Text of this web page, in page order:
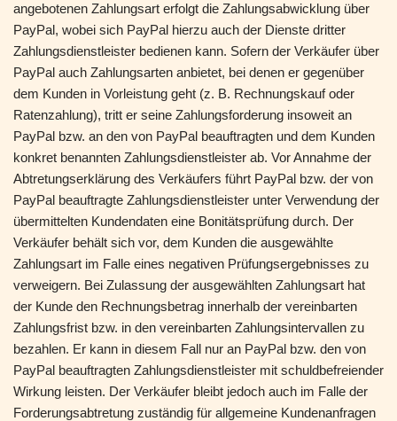
angebotenen Zahlungsart erfolgt die Zahlungsabwicklung über
PayPal, wobei sich PayPal hierzu auch der Dienste dritter
Zahlungsdienstleister bedienen kann. Sofern der Verkäufer über
PayPal auch Zahlungsarten anbietet, bei denen er gegenüber
dem Kunden in Vorleistung geht (z. B. Rechnungskauf oder
Ratenzahlung), tritt er seine Zahlungsforderung insoweit an
PayPal bzw. an den von PayPal beauftragten und dem Kunden
konkret benannten Zahlungsdienstleister ab. Vor Annahme der
Abtretungserklärung des Verkäufers führt PayPal bzw. der von
PayPal beauftragte Zahlungsdienstleister unter Verwendung der
übermittelten Kundendaten eine Bonitätsprüfung durch. Der
Verkäufer behält sich vor, dem Kunden die ausgewählte
Zahlungsart im Falle eines negativen Prüfungsergebnisses zu
verweigern. Bei Zulassung der ausgewählten Zahlungsart hat
der Kunde den Rechnungsbetrag innerhalb der vereinbarten
Zahlungsfrist bzw. in den vereinbarten Zahlungsintervallen zu
bezahlen. Er kann in diesem Fall nur an PayPal bzw. den von
PayPal beauftragten Zahlungsdienstleister mit schuldbefreiender
Wirkung leisten. Der Verkäufer bleibt jedoch auch im Falle der
Forderungsabtretung zuständig für allgemeine Kundenanfragen